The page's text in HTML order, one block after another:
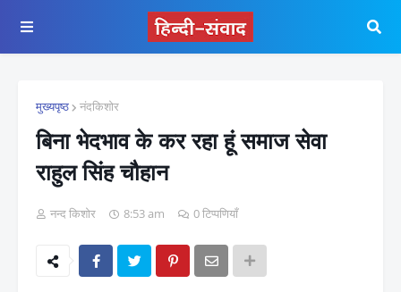
मुख्यपृष्ठ नंदकिशोर
बिना भेदभाव के कर रहा हूं समाज सेवा
राहुल सिंह चौहान
नन्द किशोर 8:53 am 0 टिप्पणियाँ